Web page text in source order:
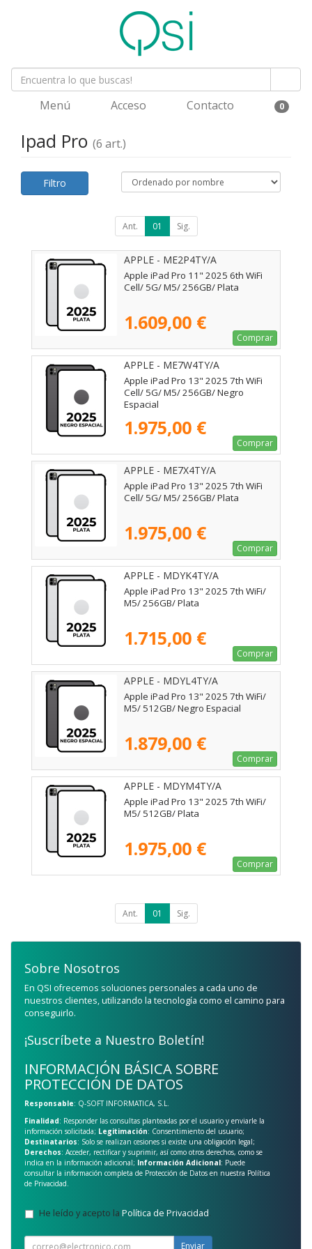
Menú Acceso Contacto 0
Ipad Pro (6 art.)
Filtro
Ant. 01 Sig.
APPLE - ME2P4TY/A
Apple iPad Pro 11" 2025 6th WiFi
Cell/ 5G/ M5/ 256GB/ Plata
1.609,00 €
Comprar
APPLE - ME7W4TY/A
Apple iPad Pro 13" 2025 7th WiFi
Cell/ 5G/ M5/ 256GB/ Negro
Espacial
1.975,00 €
Comprar
APPLE - ME7X4TY/A
Apple iPad Pro 13" 2025 7th WiFi
Cell/ 5G/ M5/ 256GB/ Plata
1.975,00 €
Comprar
APPLE - MDYK4TY/A
Apple iPad Pro 13" 2025 7th WiFi/
M5/ 256GB/ Plata
1.715,00 €
Comprar
APPLE - MDYL4TY/A
Apple iPad Pro 13" 2025 7th WiFi/
M5/ 512GB/ Negro Espacial
1.879,00 €
Comprar
APPLE - MDYM4TY/A
Apple iPad Pro 13" 2025 7th WiFi/
M5/ 512GB/ Plata
1.975,00 €
Comprar
Ant. 01 Sig.
Sobre Nosotros
En QSI ofrecemos soluciones personales a cada uno de
nuestros clientes, utilizando la tecnología como el camino para
conseguirlo.
¡Suscríbete a Nuestro Boletín!
INFORMACIÓN BÁSICA SOBRE
PROTECCIÓN DE DATOS
Responsable: Q-SOFT INFORMATICA, S.L.
Finalidad: Responder las consultas planteadas por el usuario y enviarle la
información solicitada; Legitimación: Consentimiento del usuario;
Destinatarios: Solo se realizan cesiones si existe una obligación legal;
Derechos: Acceder, rectificar y suprimir, así como otros derechos, como se
indica en la información adicional; Información Adicional: Puede
consultar la información completa de Protección de Datos en nuestra Política
de Privacidad.
He leído y acepto la Política de Privacidad.
Enviar